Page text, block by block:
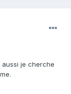
je cherche